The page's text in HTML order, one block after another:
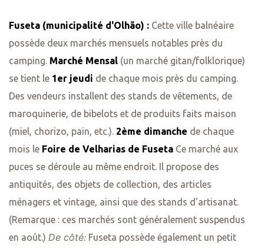
Fuseta (municipalité d'Olhão) : Cette ville balnéaire
possède deux marchés mensuels notables près du
camping. Marché Mensal (un marché gitan/folklorique)
se tient le 1er jeudi de chaque mois près du camping.
Des vendeurs installent des stands de vêtements, de
maroquinerie, de bibelots et de produits faits maison
(miel, chorizo, pain, etc.). 2ème dimanche de chaque
mois le Foire de Velharias de Fuseta Ce marché aux
puces se déroule au même endroit. Il propose des
antiquités, des objets de collection, des articles
ménagers et vintage, ainsi que des stands d'artisanat.
(Remarque : ces marchés sont généralement suspendus
en août.) De côté: Fuseta possède également un petit